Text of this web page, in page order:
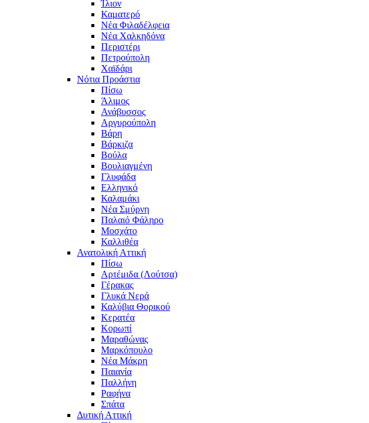
Ίλιον
Καματερό
Νέα Φιλαδέλφεια
Νέα Χαλκηδόνα
Περιστέρι
Πετρούπολη
Χαϊδάρι
Νότια Προάστια
Πίσω
Άλιμος
Ανάβυσσος
Αργυρούπολη
Βάρη
Βάρκιζα
Βούλα
Βουλιαγμένη
Γλυφάδα
Ελληνικό
Καλαμάκι
Νέα Σμύρνη
Παλαιό Φάληρο
Μοσχάτο
Καλλιθέα
Ανατολική Αττική
Πίσω
Αρτέμιδα (Λούτσα)
Γέρακας
Γλυκά Νερά
Καλύβια Θορικού
Κερατέα
Κορωπί
Μαραθώνας
Μαρκόπουλο
Νέα Μάκρη
Παιανία
Παλλήνη
Ραφήνα
Σπάτα
Δυτική Αττική